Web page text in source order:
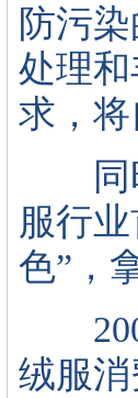
防污
处理
求，
同时
服行
色”，
2001
绒服